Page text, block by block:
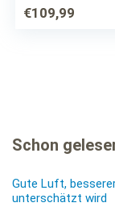
Komfort aus
Holz Verstärkt
€109,99
Schon
Gute Luft,
unterschätzt wird